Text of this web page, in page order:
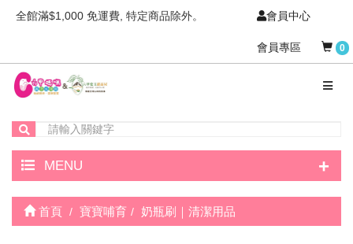
全館滿$1,000 免運費, 特定商品除外。 會員中心
會員專區 0
MENU +
首頁 寶寶哺育 奶瓶刷｜清潔用品